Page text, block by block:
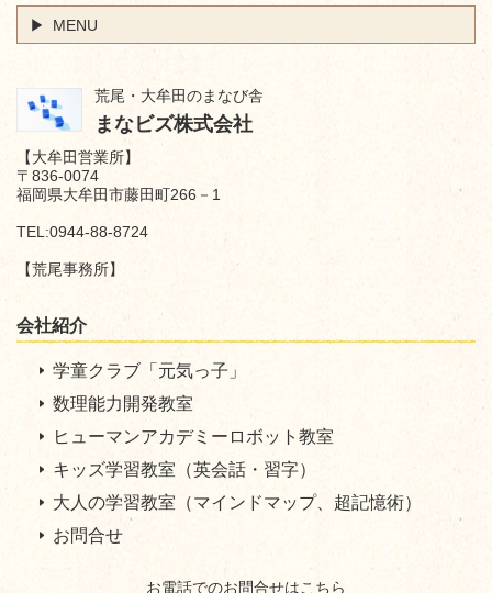
MENU
荒尾・大牟田のまなび舎
まなビズ株式会社
【大牟田営業所】
〒836-0074
福岡県大牟田市藤田町266－1
TEL:0944-88-8724
【荒尾事務所】
会社紹介
学童クラブ「元気っ子」
数理能力開発教室
ヒューマンアカデミーロボット教室
キッズ学習教室（英会話・習字）
大人の学習教室（マインドマップ、超記憶術）
お問合せ
お電話でのお問合せはこちら